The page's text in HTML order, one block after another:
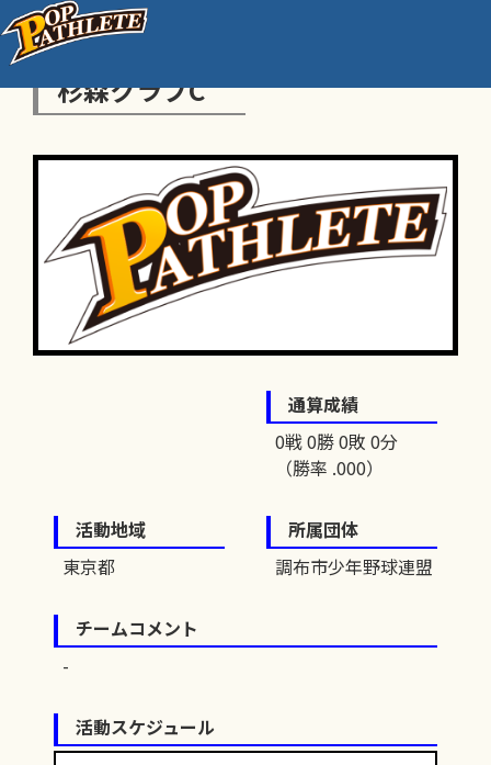
杉森クラブC
通算成績
0戦 0勝 0敗 0分
（勝率 .000）
活動地域
東京都
所属団体
調布市少年野球連盟
チームコメント
活動スケジュール